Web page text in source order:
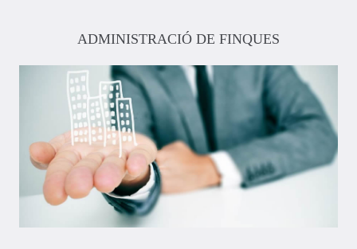
ADMINISTRACIÓ DE FINQUES